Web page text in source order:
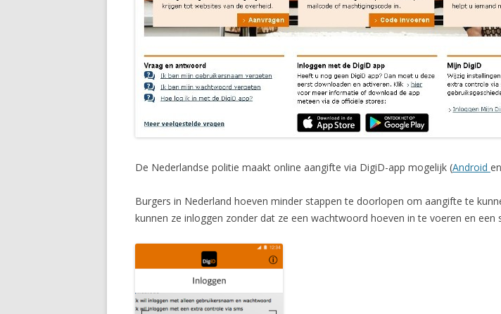
De Nederlandse politie maakt online aangifte via DigiD-app mogelijk (Android en
Burgers in Nederland hoeven minder stappen te doorlopen om aangifte te
kunnen ze inloggen zonder dat ze een wachtwoord hoeven in te voeren en